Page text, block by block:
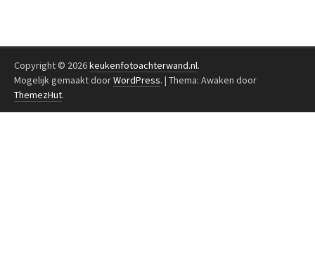
Copyright © 2026keukenfotoachterwand.nl.
Mogelijk gemaakt doorWordPress. | Thema: Awaken door
ThemezHut.